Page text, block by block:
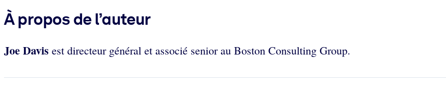
À propos de l’auteur
Joe Davis est directeur général et associé senior au Boston Consulting Group.